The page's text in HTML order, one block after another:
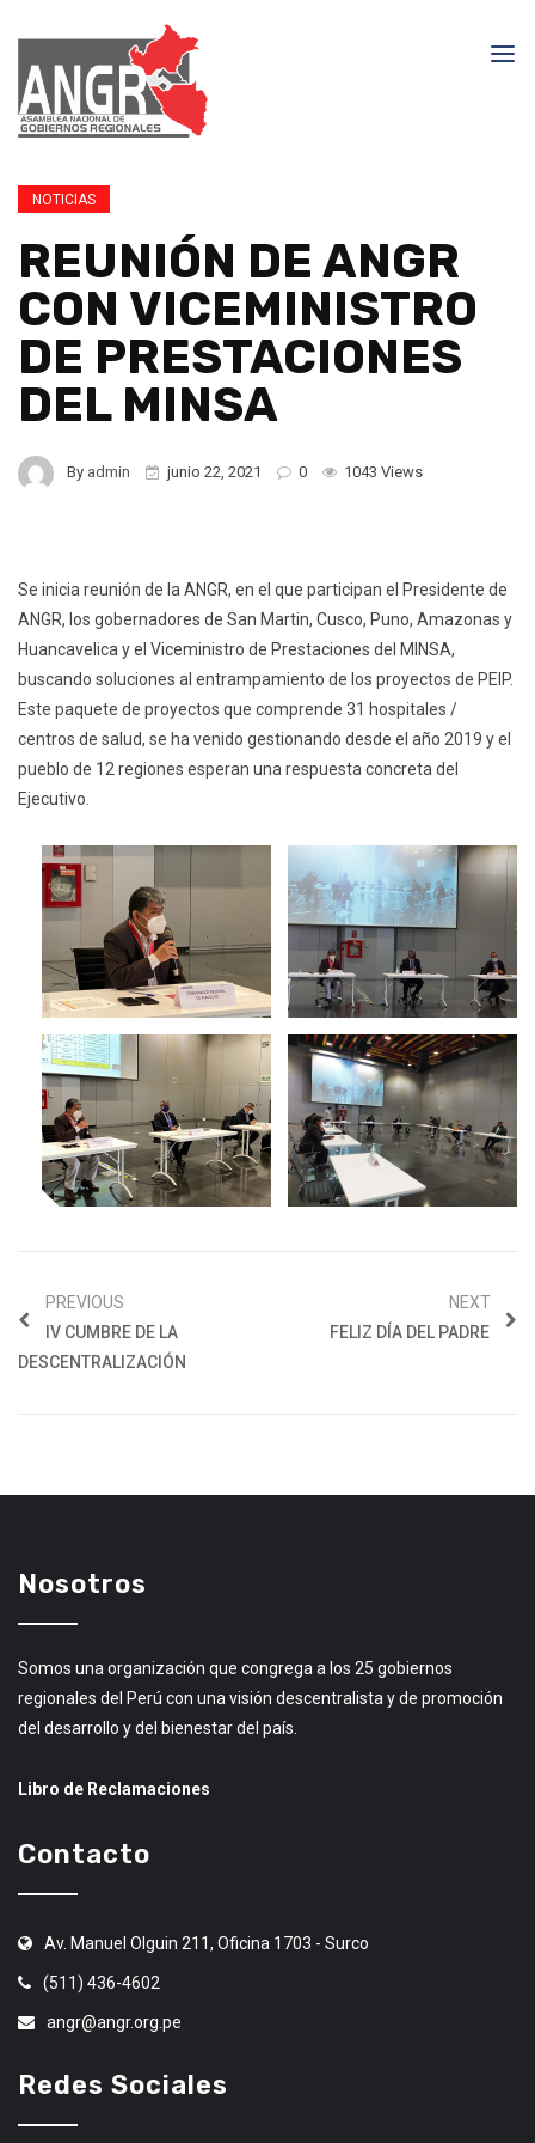
NOTICIAS
REUNIÓN DE ANGR
CON VICEMINISTRO
DE PRESTACIONES
DEL MINSA
By admin junio 22, 2021 0 1043 Views
Se inicia reunión de la ANGR, en el que participan el Presidente de
ANGR, los gobernadores de San Martin, Cusco, Puno, Amazonas y
Huancavelica y el Viceministro de Prestaciones del MINSA,
buscando soluciones al entrampamiento de los proyectos de PEIP.
Este paquete de proyectos que comprende 31 hospitales /
centros de salud, se ha venido gestionando desde el año 2019 y el
pueblo de 12 regiones esperan una respuesta concreta del
Ejecutivo.
PREVIOUS
IV CUMBRE DE LA
DESCENTRALIZACIÓN
NEXT
FELIZ DÍA DEL PADRE
Nosotros
Somos una organización que congrega a los 25 gobiernos
regionales del Perú con una visión descentralista y de promoción
del desarrollo y del bienestar del país.
Libro de Reclamaciones
Contacto
Av. Manuel Olguin 211, Oficina 1703 - Surco
(511) 436-4602
angr@angr.org.pe
Redes Sociales